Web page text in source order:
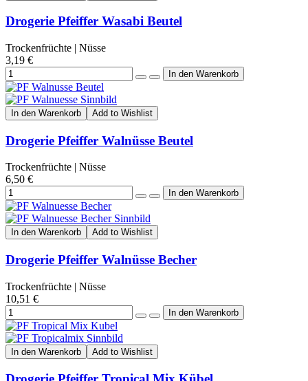
Drogerie Pfeiffer Wasabi Beutel
Trockenfrüchte | Nüsse
3,19 €
In den Warenkorb Add to Wishlist
Drogerie Pfeiffer Walnüsse Beutel
Trockenfrüchte | Nüsse
6,50 €
In den Warenkorb Add to Wishlist
Drogerie Pfeiffer Walnüsse Becher
Trockenfrüchte | Nüsse
10,51 €
In den Warenkorb Add to Wishlist